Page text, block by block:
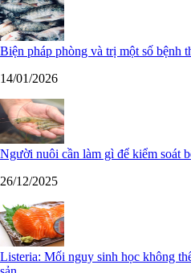
Biện pháp phòng và trị một số bệnh
14/01/2026
Người nuôi cần làm gì để kiểm soát
26/12/2025
Listeria: Mối nguy sinh học không